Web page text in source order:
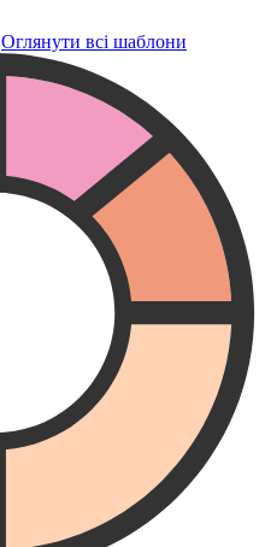
Оглянути всі шаблони